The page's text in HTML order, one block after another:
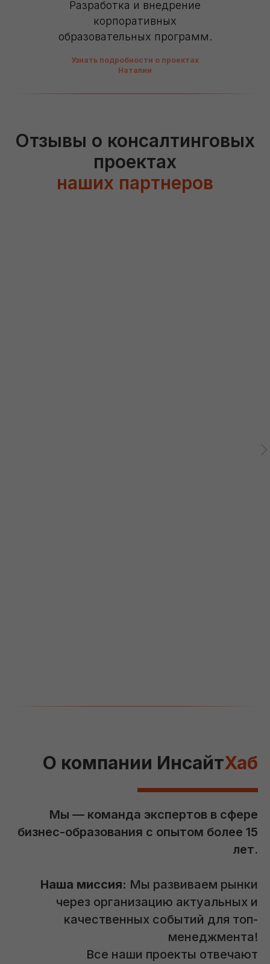
Разработка и внедрение
корпоративных
образовательных программ.
Узнать подробности о проектах
Наталии
Отзывы о консалтинговых
проектах
наших партнеров
О компании ИнсайтХаб
Мы — команда экспертов в сфере
бизнес-образования с опытом более 15
лет.
Наша миссия: Мы развиваем рынки
через организацию актуальных и
качественных событий для топ-
менеджмента!
Все наши проекты отвечают